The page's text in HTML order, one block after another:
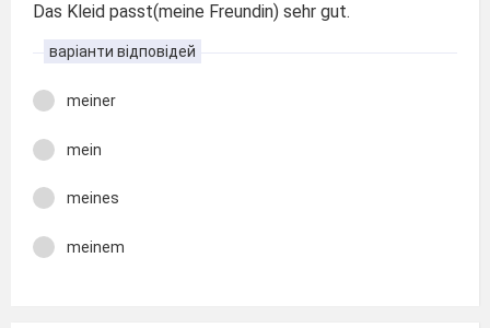
Das Kleid passt(meine Freundin) sehr gut.
варіанти відповідей
meiner
mein
meines
meinem